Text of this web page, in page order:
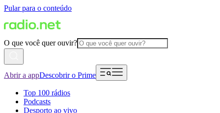
Pular para o conteúdo
O que você quer ouvir?
Abrir a appDescobrir o Prime
Top 100 rádios
Podcasts
Desporto ao vivo